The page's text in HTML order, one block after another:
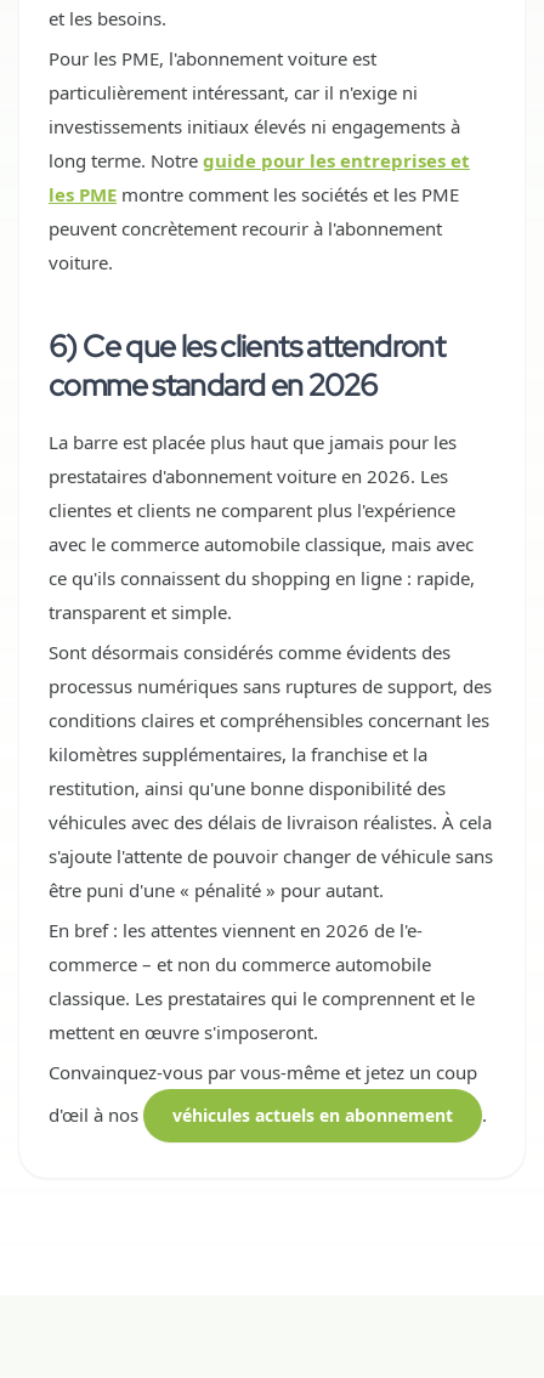
et les besoins.
Pour les PME, l'abonnement voiture est
particulièrement intéressant, car il n'exige ni
investissements initiaux élevés ni engagements à
long terme. Notre guide pour les entreprises et
les PME montre comment les sociétés et les PME
peuvent concrètement recourir à l'abonnement
voiture.
6) Ce que les clients attendront
comme standard en 2026
La barre est placée plus haut que jamais pour les
prestataires d'abonnement voiture en 2026. Les
clientes et clients ne comparent plus l'expérience
avec le commerce automobile classique, mais avec
ce qu'ils connaissent du shopping en ligne : rapide,
transparent et simple.
Sont désormais considérés comme évidents des
processus numériques sans ruptures de support, des
conditions claires et compréhensibles concernant les
kilomètres supplémentaires, la franchise et la
restitution, ainsi qu'une bonne disponibilité des
véhicules avec des délais de livraison réalistes. À cela
s'ajoute l'attente de pouvoir changer de véhicule sans
être puni d'une « pénalité » pour autant.
En bref : les attentes viennent en 2026 de l'e-
commerce – et non du commerce automobile
classique. Les prestataires qui le comprennent et le
mettent en œuvre s'imposeront.
Convainquez-vous par vous-même et jetez un coup
d'œil à nos
véhicules actuels en abonnement .